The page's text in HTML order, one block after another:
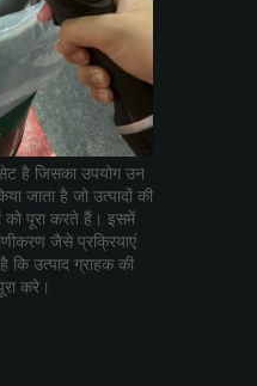
है जिसका उपयोग उन
जाता है जो उत्पादों की
को पूरा करते हैं। इसमें
जैसे प्रक्रियाएं
कि उत्पाद ग्राहक की
करे।